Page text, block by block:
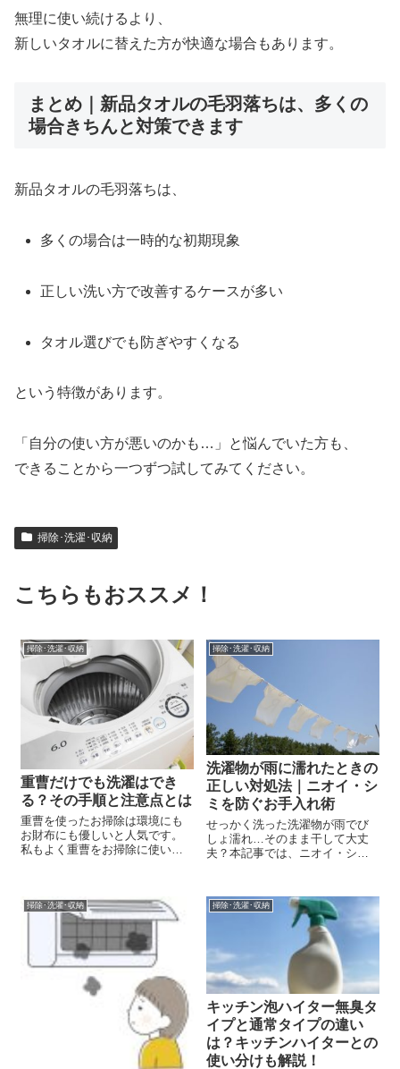
無理に使い続けるより、
新しいタオルに替えた方が快適な場合もあります。
まとめ｜新品タオルの毛羽落ちは、多くの
場合きちんと対策できます
新品タオルの毛羽落ちは、
多くの場合は一時的な初期現象
正しい洗い方で改善するケースが多い
タオル選びでも防ぎやすくなる
という特徴があります。
「自分の使い方が悪いのかも…」と悩んでいた方も、
できることから一つずつ試してみてください。
掃除･洗濯･収納
こちらもおススメ！
掃除･洗濯･収納
重曹だけでも洗濯はでき
る？その手順と注意点とは
重曹を使ったお掃除は環境にも
お財布にも優しいと人気です。
私もよく重曹をお掃除に使いま
な重曹をお洗濯に使う人も増え
ているそうです。 普通の洗濯洗
剤と混ぜて...
掃除･洗濯･収納
洗濯物が雨に濡れたときの
正しい対処法｜ニオイ・シ
ミを防ぐお手入れ術
せっかく洗った洗濯物が雨でび
しょ濡れ…そのまま干して大丈
夫？本記事では、ニオイ・シミ
紹介します。
掃除･洗濯･収納 掃除･洗濯･収納
キッチン泡ハイター無臭タ
イプと通常タイプの違い
は？キッチンハイターとの
使い分けも解説！